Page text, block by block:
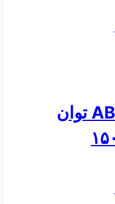
الکتروموتور ABB توان